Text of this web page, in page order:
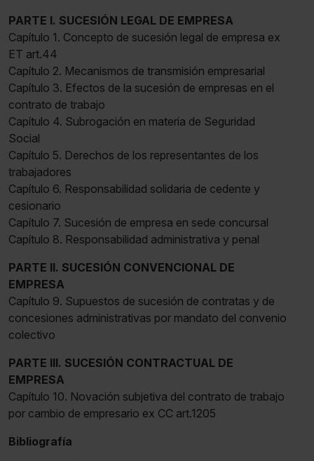
PARTE I. SUCESIÓN LEGAL DE EMPRESA
Capítulo 1. Concepto de sucesión legal de empresa ex
ET art.44
Capítulo 2. Mecanismos de transmisión empresarial
Capítulo 3. Efectos de la sucesión de empresas en el
contrato de trabajo
Capítulo 4. Subrogación en materia de Seguridad
Social
Capítulo 5. Derechos de los representantes de los
trabajadores
Capítulo 6. Responsabilidad solidaria de cedente y
cesionario
Capítulo 7. Sucesión de empresa en sede concursal
Capítulo 8. Responsabilidad administrativa y penal
PARTE II. SUCESIÓN CONVENCIONAL DE
EMPRESA
Capítulo 9. Supuestos de sucesión de contratas y de
concesiones administrativas por mandato del convenio
colectivo
PARTE III. SUCESIÓN CONTRACTUAL DE
EMPRESA
Capítulo 10. Novación subjetiva del contrato de trabajo
por cambio de empresario ex CC art.1205
Bibliografía